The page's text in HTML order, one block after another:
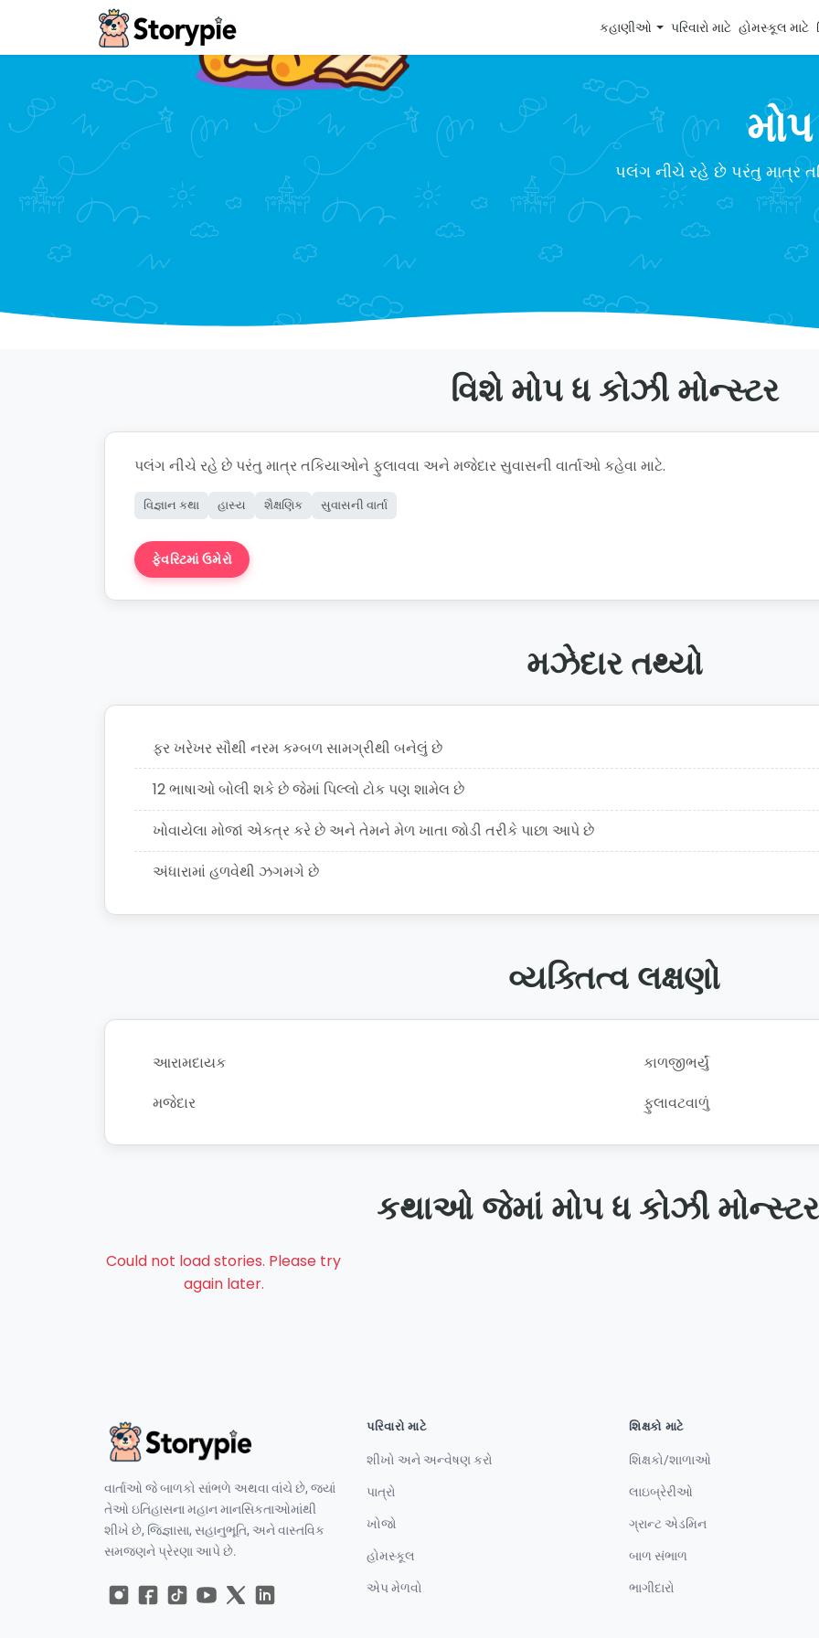
Storypie - Home કહાણીઓ પરિવારો માટે હોમસ્કૂલ માટે
પલંગ નીચે રહે છે પરંતુ માત્ર
વિશે મોપ ધ કોઝી મોન્સ્ટર
પલંગ નીચે રહે છે પરંતુ માત્ર તકિયાઓને ફુલાવવા અને મજેદાર સુવાસની વાર્તાઓ કહેવા માટે.
વિજ્ઞાન કથા હાસ્ય શૈક્ષણિક સુવાસની વાર્તા
ફેવરિટમાં ઉમેરો
મઝેદાર તથ્યો
ફર ખરેખર સૌથી નરમ કમ્બળ સામગ્રીથી બનેલું છે
12 ભાષાઓ બોલી શકે છે જેમાં પિલ્લો ટોક પણ શામેલ છે
ખોવાયેલા મોજાં એકત્ર કરે છે અને તેમને મેળ ખાતા જોડી તરીકે પાછા આપે છે
અંધારામાં હળવેથી ઝગમગે છે
વ્યક્તિત્વ લક્ષણો
આરામદાયક
મજેદાર
કાળજીભર્યું
ફુલાવટવાળું
કથાઓ જેમાં મોપ ધ કોઝી
Could not load stories. Please try
again later.
વાર્તાઓ જે બાળકો સાંભળે અથવા વાંચે છે, જ્યાં
તેઓ ઇતિહાસના મહાન માનસિકતાઓમાંથી
શીખે છે, જિજ્ઞાસા, સહાનુભૂતિ, અને વાસ્તવિક
સમજણને પ્રેરણા આપે છે.
પરિવારો માટે
શીખો અને અન્વેષણ કરો
પાત્રો
ખોજો
હોમસ્કૂલ
એપ મેળવો
શિક્ષકો માટે
શિક્ષકો/શાળાઓ
લાઇબ્રેરીઓ
ગ્રાન્ટ એડમિન
બાળ સંભાળ
ભાગીદારો